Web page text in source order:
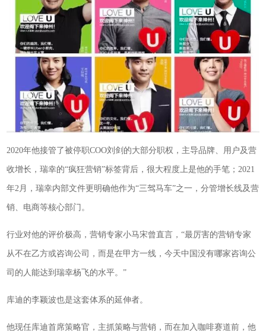
2020年他接管了被停职COO刘剑的大部分职权，主导品牌、用户及营
收增长，瑞幸的“疯狂营销”标签背后，很大程度上是他的手笔；2021
年2月，瑞幸内部文件更明确他作为“三驾马车”之一，分管增长线及营
销、电商等核心部门。
行业对他的评价极高，营销专家小马宋曾直言，“最厉害的营销专家
从不在乙方或咨询公司，而是在甲方一线，今天中国没有哪家咨询公
司的人能达到瑞幸杨飞的水平。”
库迪的李颖波也是这套体系的延伸者。
他现任库迪首席策略官，主抓策略与营销，而在加入咖啡赛道前，他